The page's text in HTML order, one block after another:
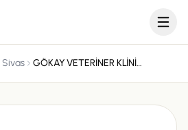
Sivas GÖKAY VETERİNER KLİNİĞİ